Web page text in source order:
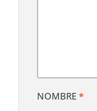
NOMBRE *